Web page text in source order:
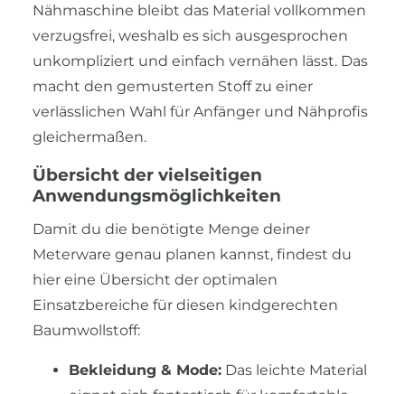
Nähmaschine bleibt das Material vollkommen
verzugsfrei, weshalb es sich ausgesprochen
unkompliziert und einfach vernähen lässt. Das
macht den gemusterten Stoff zu einer
verlässlichen Wahl für Anfänger und Nähprofis
gleichermaßen.
Übersicht der vielseitigen
Anwendungsmöglichkeiten
Damit du die benötigte Menge deiner
Meterware genau planen kannst, findest du
hier eine Übersicht der optimalen
Einsatzbereiche für diesen kindgerechten
Baumwollstoff:
Bekleidung & Mode: Das leichte Material